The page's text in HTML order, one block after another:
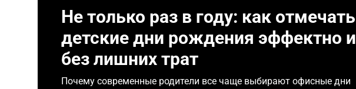
Не только раз в году: как отмечать
детские дни рождения эффектно и
без лишних трат
Почему современные родители все чаще выбирают офисные дни